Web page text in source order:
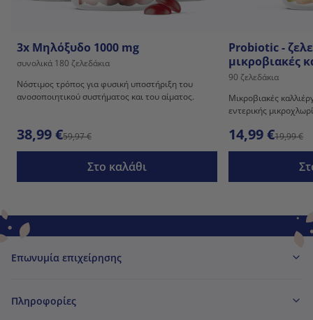
3x Μηλόξυδο 1000 mg
συνολικά 180 ζελεδάκια
Νόστιμος τρόπος για φυσική υποστήριξη του
ανοσοποιητικού συστήματος και του αίματος.
38,99 €59,97 €
Στο καλάθι
Probiotic -
μικροβιακές
90 ζελεδάκια
Μικροβιακές
εντερικής
14,99 €19,99 €
Επωνυμία επιχείρησης
Πληροφορίες